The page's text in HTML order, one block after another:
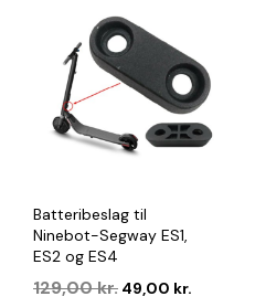
Batteribeslag til
Ninebot-Segway ES1,
ES2 og ES4
129,00kr. Den
49,00 kr.